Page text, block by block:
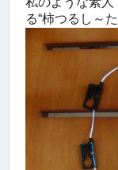
る“柿つるし～た